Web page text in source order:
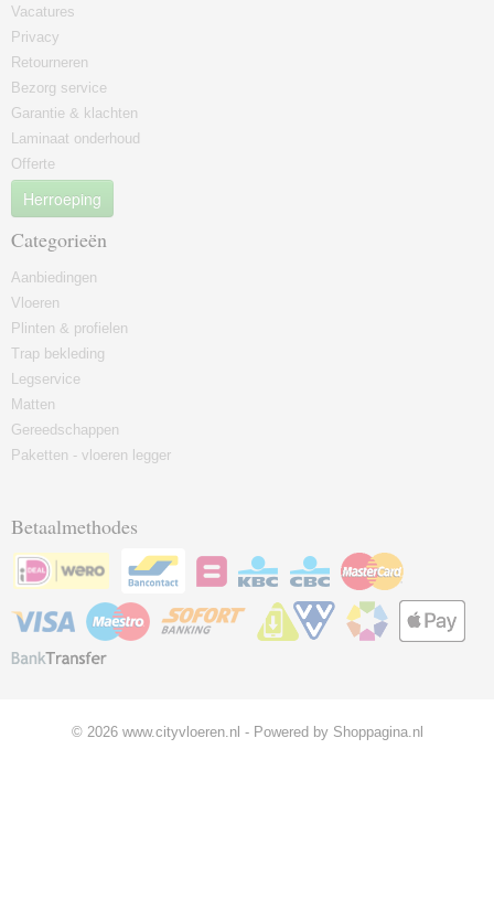
Vacatures
Privacy
Retourneren
Bezorg service
Garantie & klachten
Laminaat onderhoud
Offerte
Herroeping
Categorieën
Aanbiedingen
Vloeren
Plinten & profielen
Trap bekleding
Legservice
Matten
Gereedschappen
Paketten - vloeren legger
Betaalmethodes
© 2026 www.cityvloeren.nl - Powered by Shoppagina.nl